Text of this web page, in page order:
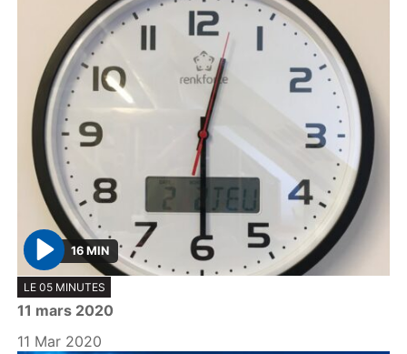
P
l
a
y
16 MIN
LE 05 MINUTES
11 mars 2020
11 Mar 2020